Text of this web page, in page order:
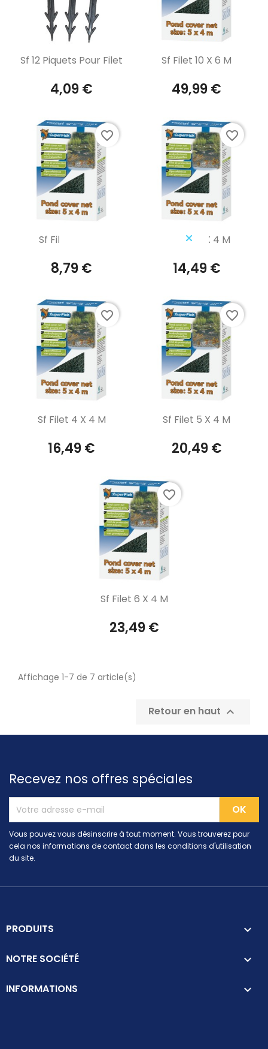
Aperçu rapide
Sf 12 Piquets Pour Filet
4,09 €
Aperçu rapide
Sf Filet 10 X 6 M
49,99 €
Aperçu rapide
Sf Filet 3 X 2 M
8,79 €
favorite_border
Aperçu rapide
Sf Filet 3 X 4 M
14,49 €
favorite_border
Aperçu rapide
Sf Filet 4 X 4 M
16,49 €
favorite_border
Aperçu rapide
Sf Filet 5 X 4 M
20,49 €
favorite_border
Aperçu rapide
Sf Filet 6 X 4 M
23,49 €
favorite_border
Affichage 1-7 de 7 article(s)
Retour en haut 
Recevez nos offres spéciales
Vous pouvez vous désinscrire à tout moment. Vous trouverez pour
cela nos informations de contact dans les conditions d'utilisation
du site.
PRODUITS 
NOTRE SOCIÉTÉ 
INFORMATIONS keyboard_arrow_down